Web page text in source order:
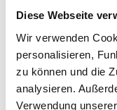
Diese Webseite
Wir verwenden
personalisieren,
zu können und die
analysieren.
Verwendung
Mit